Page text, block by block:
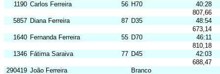
1190 Carlos Ferreira 56 H70
40:28
807,66
5857 Diana Ferreira 87 D35
48:54
673,14
1640 Fernanda Ferreira 55 D70
46:11
810,18
1346 Fátima Saraiva 77 D45
42:03
688,47
290419 João Ferreira Branco